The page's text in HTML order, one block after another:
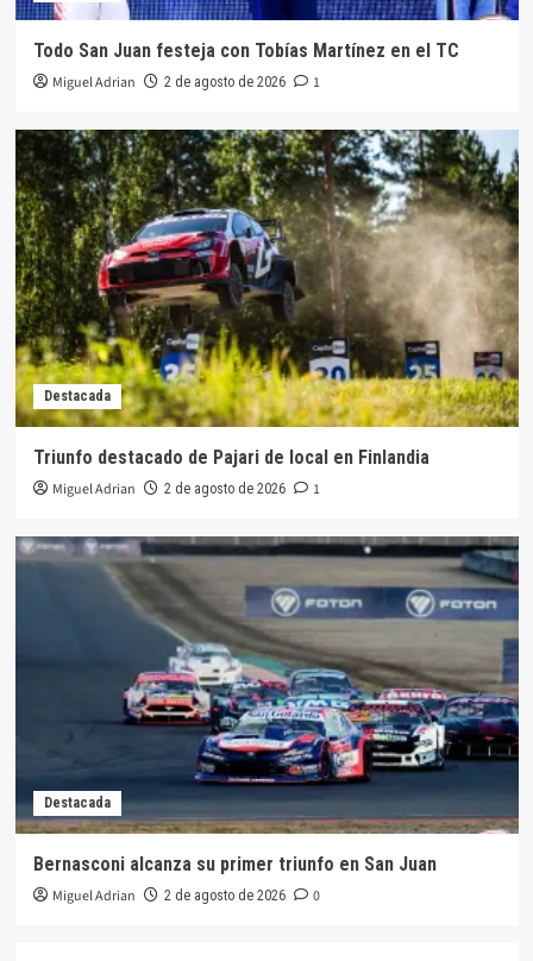
Todo San Juan festeja con Tobías Martínez en el TC
Miguel Adrian 2 de agosto de 2026 1
Destacada
Triunfo destacado de Pajari de local en Finlandia
Miguel Adrian 2 de agosto de 2026 1
Destacada
Bernasconi alcanza su primer triunfo en San Juan
Miguel Adrian 2 de agosto de 2026 0